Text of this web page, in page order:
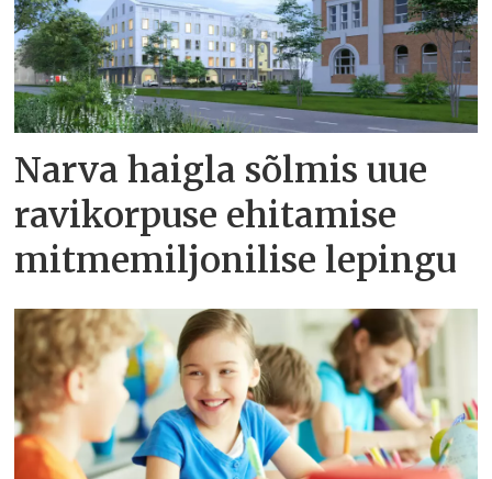
Narva haigla sõlmis uue
ravikorpuse ehitamise
mitmemiljonilise lepingu